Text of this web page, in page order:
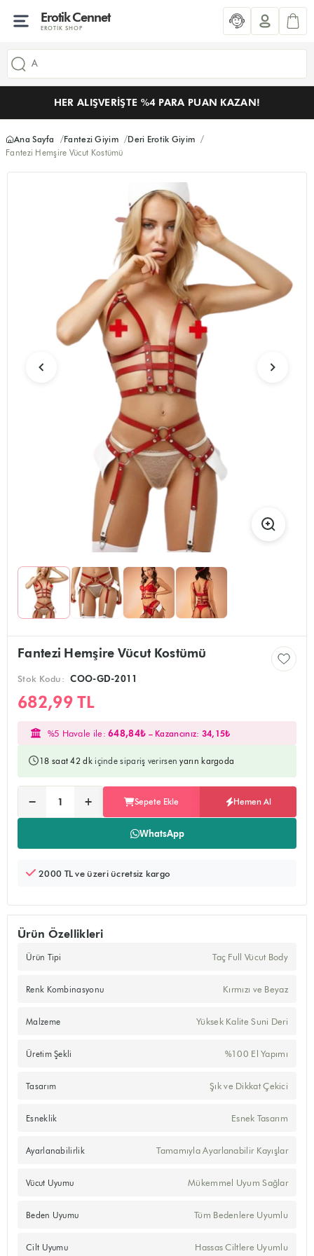
Erotik Cennet
EROTIK SHOP
HER ALIŞVERIŞTE %4 PARA PUAN KAZAN!
Ana Sayfa Fantezi Giyim
Deri Erotik Giyim
Fantezi Hemşire Vücut Kostümü
Fantezi Hemşire Vücut Kostümü
Stok Kodu: COO-GD-2011
682,99 TL
%5 Havale ile:648,84₺ – Kazancınız: 34,15₺
18 saat 42 dkiçinde sipariş verirsenyarın kargoda
Adet:
− + Sepete Ekle Hemen Al
WhatsApp
Ürünü sepete ekler, alışverişe devam edebilirsiniz
Doğrudan ödeme sayfasına yönlendirir
2000 TL ve üzeri ücretsiz kargo
Ürün Özellikleri
Ürün Tipi Taç Full Vücut Body
Renk Kombinasyonu Kırmızı ve Beyaz
Malzeme Yüksek Kalite Suni Deri
Üretim Şekli %100 El Yapımı
Tasarım Şık ve Dikkat Çekici
Esneklik Esnek Tasarım
Ayarlanabilirlik Tamamıyla Ayarlanabilir Kayışlar
Vücut Uyumu Mükemmel Uyum Sağlar
Beden Uyumu Tüm Bedenlere Uyumlu
Cilt Uyumu Hassas Ciltlere Uyumlu